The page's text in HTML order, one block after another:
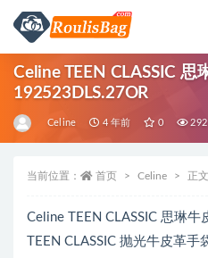
Celine TEEN CLASSIC 思
192523DLS.27OR
Celine 4 年前 0 292
当前位置： 首页 Celine 正文
Celine TEEN CLASSIC 思琳
TEEN CLASSIC 抛光牛皮革手